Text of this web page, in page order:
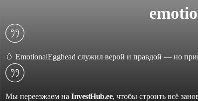
🥚 EmotionalEgghead служил верой и правдой — но
Мы переезжаем на InvestHub.ee, чтобы строить всё